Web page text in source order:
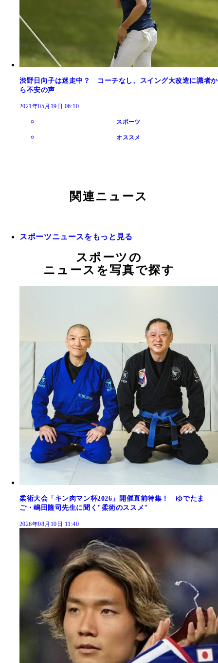
渋野日向子は迷走中？ コーチなし、スイング大改造に識者か
ら不安の声
2021年05月19日 06:10
スポーツ
オススメ
関連ニュース
スポーツニュースをもっと見る
スポーツの
ニュースを写真で探す
柔術大会「キン肉マン杯2026」開催直前特集！ ゆでたま
ご・嶋田隆司先生に聞く"柔術のススメ"
2026年08月10日 11:40